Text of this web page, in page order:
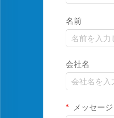
名前
会社名
メッセージ